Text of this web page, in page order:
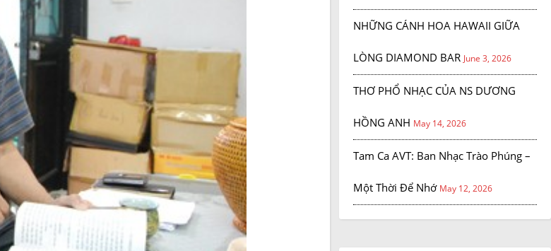
NHỮNG CÁNH HOA HAWAII GIỮA
LÒNG DIAMOND BAR June 3, 2026
THƠ PHỔ NHẠC CỦA NS DƯƠNG
HỒNG ANH May 14, 2026
Tam Ca AVT: Ban Nhạc Trào Phúng –
Một Thời Để Nhớ May 12, 2026